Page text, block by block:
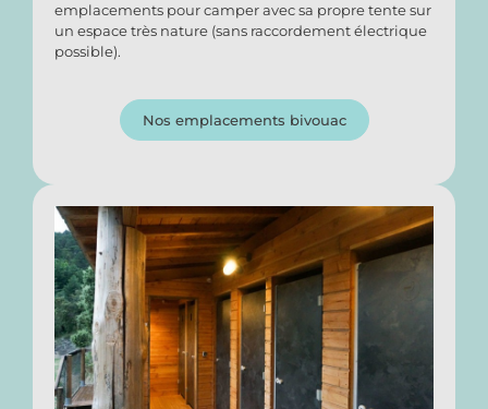
emplacements pour camper avec sa propre tente sur
un espace très nature (sans raccordement électrique
possible).
Nos emplacements bivouac